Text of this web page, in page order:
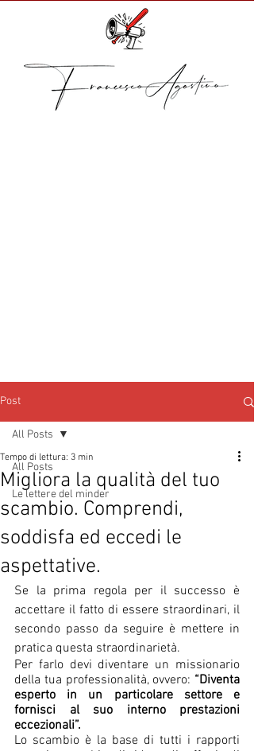
Post
All Posts
Le lettere del minder
All Posts
Migliora la qualità del tuo
scambio. Comprendi,
soddisfa ed eccedi le
aspettative.
Tempo di lettura: 3 min
Se la prima regola per il successo è
accettare il fatto di essere straordinari, il
secondo passo da seguire è mettere in
pratica questa straordinarietà.
Per farlo devi diventare un missionario
della tua professionalità, ovvero: “Diventa
esperto in un particolare settore e
fornisci al suo interno prestazioni
eccezionali”.
Lo scambio è la base di tutti i rapporti